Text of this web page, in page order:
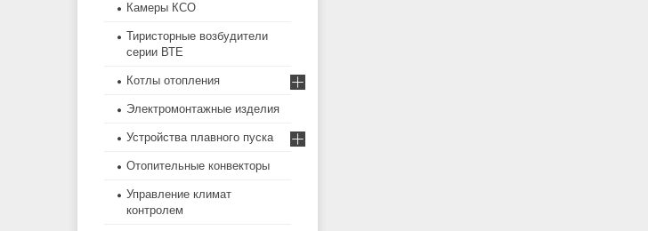
Камеры КСО
Тиристорные возбудители
серии ВТЕ
Котлы отопления
Электромонтажные изделия
Устройства плавного пуска
Отопительные конвекторы
Управление климат
контролем